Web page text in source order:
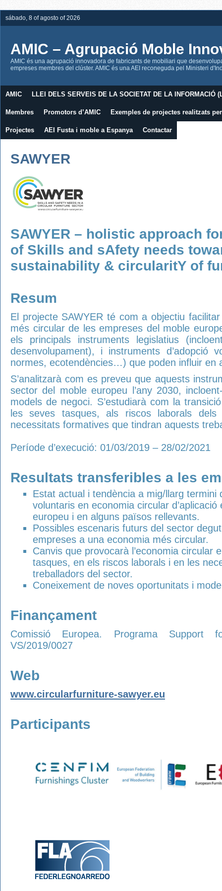
sábado, 8 of agosto of 2026
AMIC – Agrupació Moble
AMIC és una agrupació innovadora de fabricants de mobiliari que
empreses membres del clúster. AMIC és una AEI reconeguda pel Ministeri
AMIC LLEI DELS SERVEIS DE LA SOCIETAT DE LA INFORMACIÓ
Membres Promotors d’AMIC Exemples de projectes realitzats
Projectes AEI Fusta i moble a Espanya Contactar
SAWYER
SAWYER – holistic approach
of Skills and sAfety needs
sustainability & circularitY of
Resum
El projecte SAWYER té com a objectiu
més circular de les empreses del moble
els principals instruments legislatius
desenvolupament), i instruments d’adopció
normes, ecotendències…) que poden influir en
S’analitzarà com es preveu que aquests
sector del moble europeu l’any 2030,
models de negoci. S’estudiarà com la
les seves tasques, als riscos laborals
necessitats formatives que tindran aquests
Període d’execució: 01/03/2019 – 28/02/2021
Resultats transferibles a les
Estat actual i tendència a mig/llarg termini
voluntaris en economia circular
europeu i en alguns països rellevants.
Possibles escenaris futurs del sector
empreses a una economia més circular.
Canvis que provocarà l’economia circular
tasques, en els riscos laborals i en les
treballadors del sector.
Coneixement de noves oportunitats i
Finançament
Comissió Europea. Programa Support
VS/2019/0027
Web
www.circularfurniture-sawyer.eu
Participants